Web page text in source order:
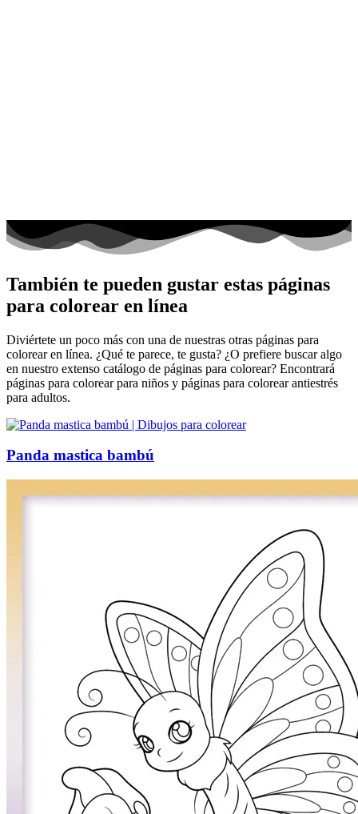
También te pueden gustar estas páginas
para colorear en línea
Diviértete un poco más con una de nuestras otras páginas para
colorear en línea. ¿Qué te parece, te gusta? ¿O prefiere buscar algo
en nuestro extenso catálogo de páginas para colorear? Encontrará
páginas para colorear para niños y páginas para colorear antiestrés
para adultos.
Panda mastica bambú